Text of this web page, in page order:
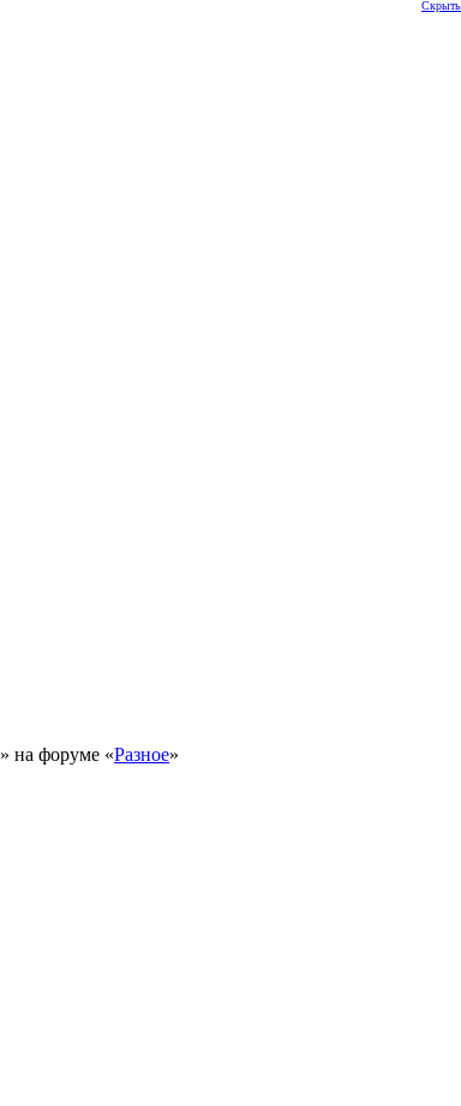
» на форуме «Разное»
Скрыть